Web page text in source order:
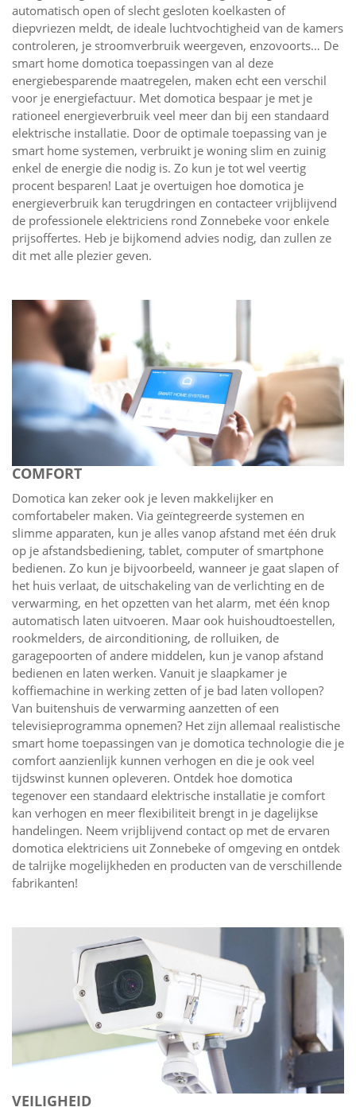
automatisch open of slecht gesloten koelkasten of
diepvriezen meldt, de ideale luchtvochtigheid van de kamers
controleren, je stroomverbruik weergeven, enzovoorts… De
smart home domotica toepassingen van al deze
energiebesparende maatregelen, maken echt een verschil
voor je energiefactuur. Met domotica bespaar je met je
rationeel energieverbruik veel meer dan bij een standaard
elektrische installatie. Door de optimale toepassing van je
smart home systemen, verbruikt je woning slim en zuinig
enkel de energie die nodig is. Zo kun je tot wel veertig
procent besparen! Laat je overtuigen hoe domotica je
energieverbruik kan terugdringen en contacteer vrijblijvend
de professionele elektriciens rond Zonnebeke voor enkele
prijsoffertes. Heb je bijkomend advies nodig, dan zullen ze
dit met alle plezier geven.
COMFORT
Domotica kan zeker ook je leven makkelijker en
comfortabeler maken. Via geïntegreerde systemen en
slimme apparaten, kun je alles vanop afstand met één druk
op je afstandsbediening, tablet, computer of smartphone
bedienen. Zo kun je bijvoorbeeld, wanneer je gaat slapen of
het huis verlaat, de uitschakeling van de verlichting en de
verwarming, en het opzetten van het alarm, met één knop
automatisch laten uitvoeren. Maar ook huishoudtoestellen,
rookmelders, de airconditioning, de rolluiken, de
garagepoorten of andere middelen, kun je vanop afstand
bedienen en laten werken. Vanuit je slaapkamer je
koffiemachine in werking zetten of je bad laten vollopen?
Van buitenshuis de verwarming aanzetten of een
televisieprogramma opnemen? Het zijn allemaal realistische
smart home toepassingen van je domotica technologie die je
comfort aanzienlijk kunnen verhogen en die je ook veel
tijdswinst kunnen opleveren. Ontdek hoe domotica
tegenover een standaard elektrische installatie je comfort
kan verhogen en meer flexibiliteit brengt in je dagelijkse
handelingen. Neem vrijblijvend contact op met de ervaren
domotica elektriciens uit Zonnebeke of omgeving en ontdek
de talrijke mogelijkheden en producten van de verschillende
fabrikanten!
VEILIGHEID